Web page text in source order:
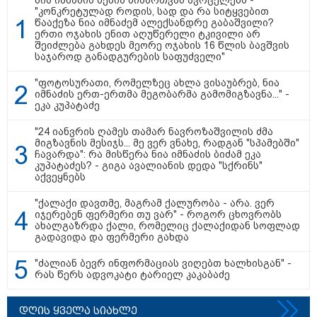
კი აგრძელებ ამის გაკეთებას" -
თეონა კონტრიძე მეუღლეს
ემოციურ "პოსტს" უძღვნის
პოლიტიკა
"კონკრეტულად როდის, სად და რა სიტყვებით
წააქეზა ნია იმნაძემ ალექსანდრე გაბაშვილი?
ერთი ოჯახის ენით აღუწერელი ტკივილი არ
შეიძლება გახდეს მეორე ოჯახის 16 წლის ბავშვის
საჯაროდ განადგურების საფუძველი"
"ფოტოსურათი, რომელზეც ახლა ვისაუბრებ, ნია
იმნაძის ერთ-ერთმა მეგობარმა გამომიგზავნა..." -
ეკა კუპატაძე
"24 იანვრის ღამეს თამარ ნავროზაშვილის ძმა
მიგზავნის მესიჯს... მე ვერ ვნახე, რადგან "სპამებში"
ჩავარდა": რა მისწერა ნია იმნაძის ბიძამ ეკა
კუპატაძეს? - გიგა ავალიანის დედა "სქრინს"
აქვეყნებს
"ქალაქი დავთმე, მაგრამ ქალურობა - არა. ვერ
იჯერებენ ფერმერი თუ ვარ" - როგორ ცხოვრობს
ახალგაზრდა ქალი, რომელიც ქალაქიდან სოფლად
გადავიდა და ფერმერი გახდა
"ძალიან ბევრ ინფორმაციას ვიღებთ ხალხისგან" -
რას წერს ადვოკატი ტარიელ კაკაბაძე
დღის ყველა სიახლე